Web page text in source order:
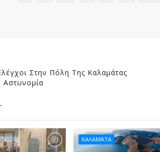
Στην Πόλη Της Καλαμάτας
ΚΑΛΑΜΆΤΑ